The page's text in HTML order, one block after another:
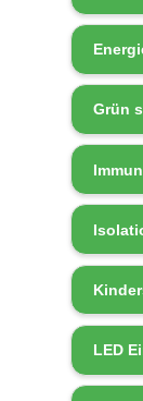
Grün
LED